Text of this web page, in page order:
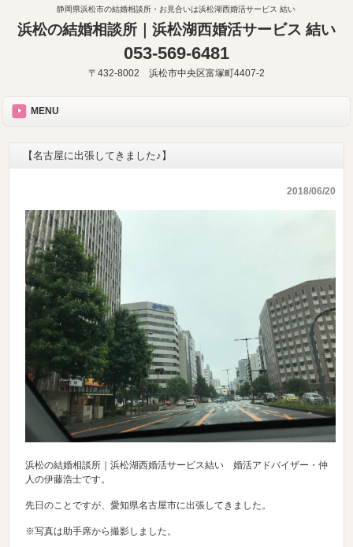
静岡県浜松市の結婚相談所・お見合いは浜松湖西婚活サービス 結い
浜松の結婚相談所｜浜松湖西婚活サービス 結い
053-569-6481
〒432-8002 浜松市中央区富塚町4407-2
MENU
【名古屋に出張してきました♪】
2018/06/20
浜松の結婚相談所｜浜松湖西婚活サービス結い 婚活アドバイザー・仲
人の伊藤浩士です。
先日のことですが、愛知県名古屋市に出張してきました。
※写真は助手席から撮影しました。